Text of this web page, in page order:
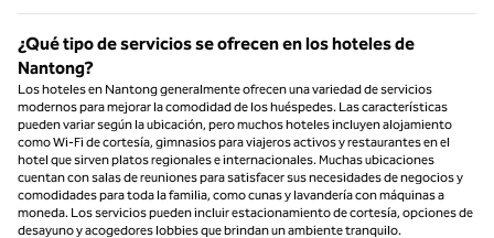
¿Qué tipo de servicios se ofrecen en los hoteles de
Nantong?
Los hoteles en Nantong generalmente ofrecen una variedad de servicios
modernos para mejorar la comodidad de los huéspedes. Las características
pueden variar según la ubicación, pero muchos hoteles incluyen alojamiento
como Wi-Fi de cortesía, gimnasios para viajeros activos y restaurantes en el
hotel que sirven platos regionales e internacionales. Muchas ubicaciones
cuentan con salas de reuniones para satisfacer sus necesidades de negocios y
comodidades para toda la familia, como cunas y lavandería con máquinas a
moneda. Los servicios pueden incluir estacionamiento de cortesía, opciones de
desayuno y acogedores lobbies que brindan un ambiente tranquilo.